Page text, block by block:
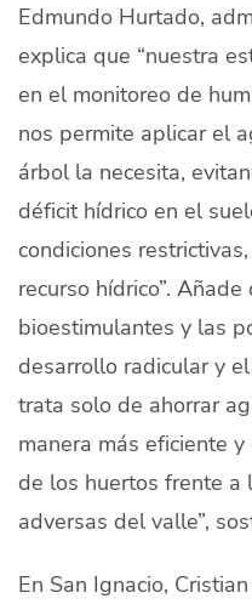
Edmundo Hurtado,
explica que “nuestra
en el monitoreo de
nos permite aplicar el
árbol la necesita,
déficit hídrico en el
condiciones
recurso hídrico”.
bioestimulantes y las
desarrollo radicular y
trata solo de ahorrar
manera más eficiente
de los huertos frente a
adversas del valle”,
En San Ignacio,